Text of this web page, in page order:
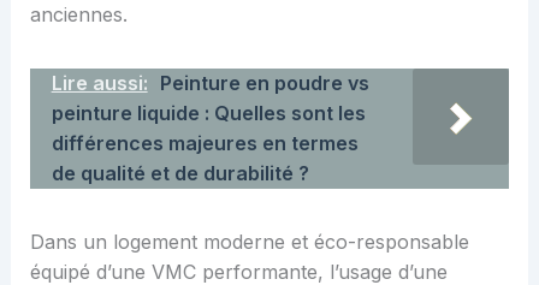
anciennes.
Lire aussi: Peinture en poudre vs
peinture liquide : Quelles sont les
différences majeures en termes
de qualité et de durabilité ?
Dans un logement moderne et éco-responsable
équipé d’une VMC performante, l’usage d’une